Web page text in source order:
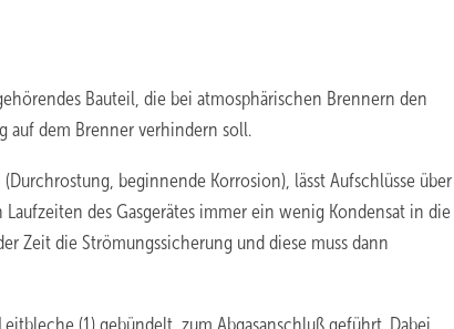
Bauteil, die bei atmosphärischen Brennern den
auf dem Brenner verhindern soll.
beginnende Korrosion), lässt Aufschlüsse über
des Gasgerätes immer ein wenig Kondensat in die
Zeit die Strömungssicherung und diese muss dann
(1) gebündelt, zum Abgasanschluß geführt. Dabei